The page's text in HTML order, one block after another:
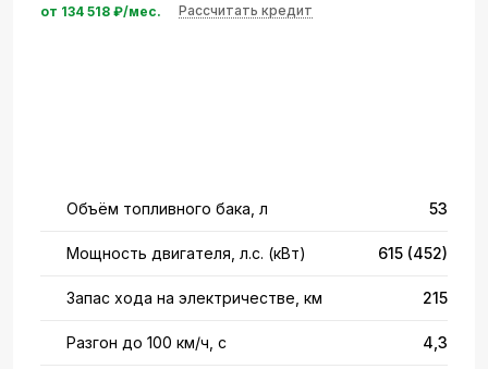
от 134 518 ₽/мес. Рассчитать кредит
Объём топливного бака, л 53
Мощность двигателя, л.с. (кВт) 615 (452)
Запас хода на электричестве, км 215
Разгон до 100 км/ч, с 4,3